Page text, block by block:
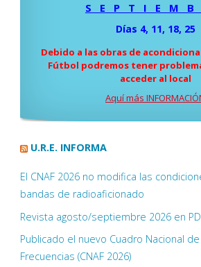
S E P T I E M B
Días 4, 11, 18, 25
Debido a las obras de
Fútbol podremos tener
acceder al local
Aquí más
U.R.E. INFORMA
El CNAF 2026 no modifica las
bandas de radioaficionado
Revista agosto/septiembre 2026 en
Publicado el nuevo Cuadro Nacional
Frecuencias (CNAF 2026)